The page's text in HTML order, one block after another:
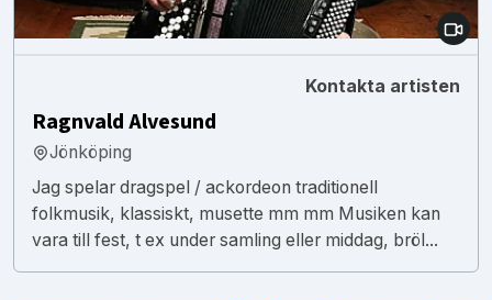
Kontakta artisten
Ragnvald Alvesund
Jönköping
Jag spelar dragspel / ackordeon traditionell
folkmusik, klassiskt, musette mm mm Musiken kan
vara till fest, t ex under samling eller middag, bröl...